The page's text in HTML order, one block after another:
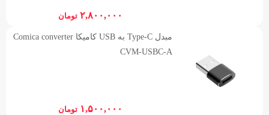
۲,۸۰۰,۰۰۰ تومان
مبدل Type-C به USB کامیکا Comica converter
CVM-USBC-A
۱,۵۰۰,۰۰۰ تومان